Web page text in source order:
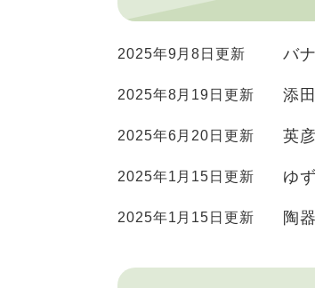
2025年9月8日更新 バ
2025年8月19日更新 添
2025年6月20日更新 英
2025年1月15日更新 ゆ
2025年1月15日更新 陶